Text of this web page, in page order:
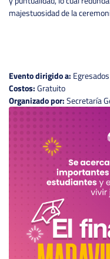
majestuosidad de la
Evento dirigido a:
Costos:Gratuito
Organizado por:Secretaría